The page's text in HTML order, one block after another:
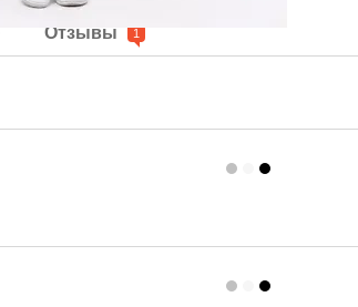
Отзывы 1